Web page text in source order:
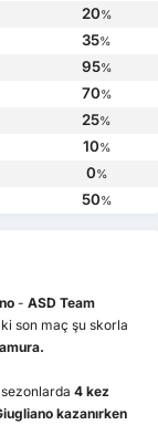
20%
35%
95%
70%
25%
10%
0%
50%
- ASD Team
son maç şu skorla
4 kez
kazanırken